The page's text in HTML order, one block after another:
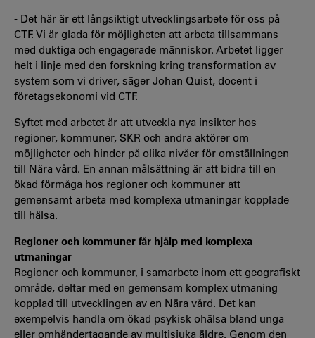
- Det här är ett långsiktigt utvecklingsarbete för oss på
CTF. Vi är glada för möjligheten att arbeta tillsammans
med duktiga och engagerade människor. Arbetet ligger
helt i linje med den forskning kring transformation av
system som vi driver, säger Johan Quist, docent i
företagsekonomi vid CTF.
Syftet med arbetet är att utveckla nya insikter hos
regioner, kommuner, SKR och andra aktörer om
möjligheter och hinder på olika nivåer för omställningen
till Nära vård. En annan målsättning är att bidra till en
ökad förmåga hos regioner och kommuner att
gemensamt arbeta med komplexa utmaningar kopplade
till hälsa.
Regioner och kommuner får hjälp med komplexa
utmaningar
Regioner och kommuner, i samarbete inom ett geografiskt
område, deltar med en gemensam komplex utmaning
kopplad till utvecklingen av en Nära vård. Det kan
exempelvis handla om ökad psykisk ohälsa bland unga
eller omhändertagande av multisjuka äldre. Genom den